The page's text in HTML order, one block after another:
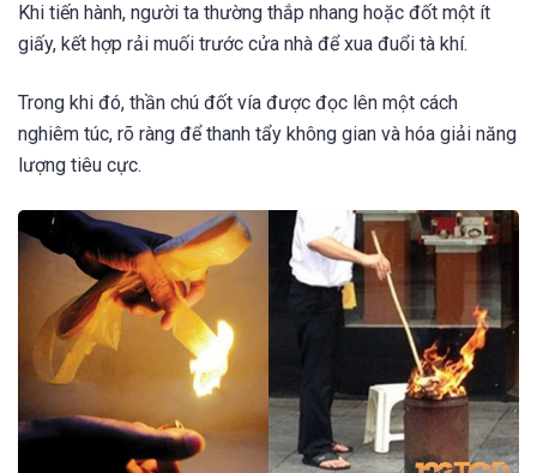
Khi tiến hành, người ta thường thắp nhang hoặc đốt một ít
giấy, kết hợp rải muối trước cửa nhà để xua đuổi tà khí.
Trong khi đó, thần chú đốt vía được đọc lên một cách
nghiêm túc, rõ ràng để thanh tẩy không gian và hóa giải năng
lượng tiêu cực.